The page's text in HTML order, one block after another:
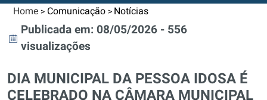
Home > Comunicação > Notícias
Publicada em: 08/05/2026 - 556
visualizações
DIA MUNICIPAL DA PESSOA IDOSA É
CELEBRADO NA CÂMARA MUNICIPAL